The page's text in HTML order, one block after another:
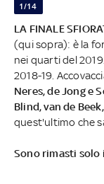
1/14
LA FINALE
(qui sopra): è la
nei quarti del
2018-19.
Neres, de Jong e
Blind, van de
quest'ultimo che
Sono rimasti solo